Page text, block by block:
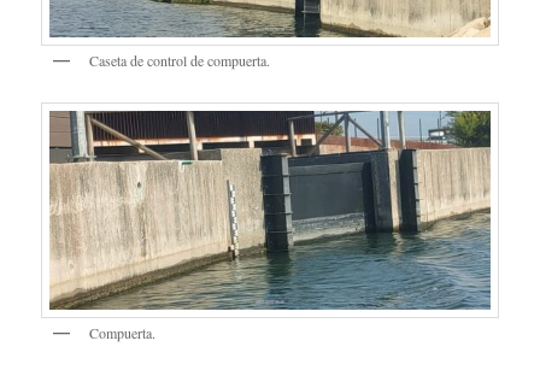
Caseta de control de compuerta.
Compuerta.